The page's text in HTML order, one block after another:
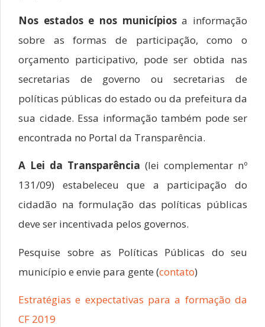
Nos estados e nos municípiosa informação
sobre as formas de participação, como o
orçamento participativo, pode ser obtida nas
secretarias de governo ou secretarias de
políticas públicas do estado ou da prefeitura da
sua cidade. Essa informação também pode ser
encontrada no Portal da Transparência.
A Lei da Transparência (lei complementar nº
131/09) estabeleceu que a participação do
cidadão na formulação das políticas públicas
deve ser incentivada pelos governos.
Pesquise sobre as Políticas Públicas do seu
município e envie para gente (contato)
Estratégias e expectativas para a formação da
CF 2019